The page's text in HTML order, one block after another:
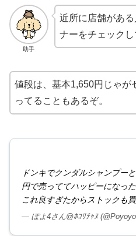
助手
近所に店舗があ
ナーをチェックし
値段は、基本1,650円じゃが
ってることもあるぞ。
ドンキでクンダルシャンプー
円で売っててハッピーになった
これ良すぎたからストックも
— ぽよ4さん@ﾎｺﾘﾁｬﾇ